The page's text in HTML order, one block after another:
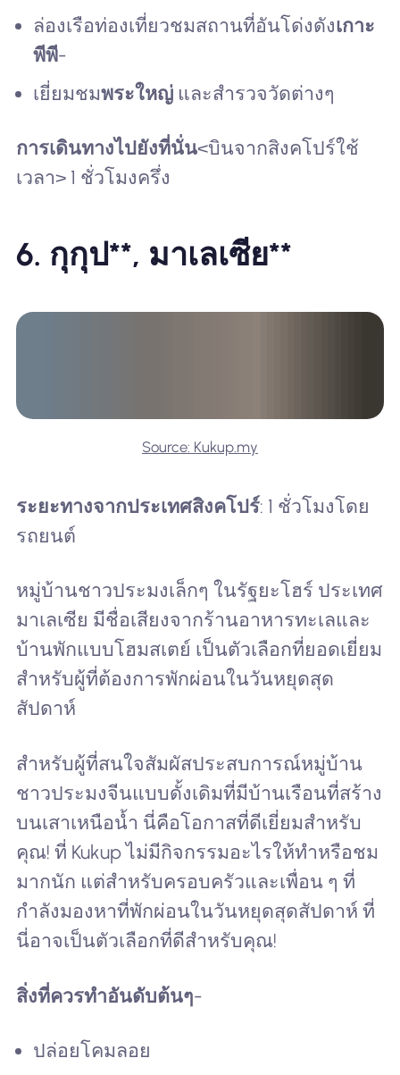
ล่องเรือท่องเที่ยวชมสถานที่อันโด่งดังเกาะ
พีพี-
เยี่ยมชมพระใหญ่ และสำรวจวัดต่างๆ
การเดินทางไปยังที่นั่น<บินจากสิงคโปร์ใช้
เวลา> 1 ชั่วโมงครึ่ง
6. กุกุป**, มาเลเซีย**
Source: Kukup.my
ระยะทางจากประเทศสิงคโปร์: 1 ชั่วโมงโดย
รถยนต์
หมู่บ้านชาวประมงเล็กๆ ในรัฐยะโฮร์ ประเทศ
มาเลเซีย มีชื่อเสียงจากร้านอาหารทะเลและ
บ้านพักแบบโฮมสเตย์ เป็นตัวเลือกที่ยอดเยี่ยม
สำหรับผู้ที่ต้องการพักผ่อนในวันหยุดสุด
สัปดาห์
สำหรับผู้ที่สนใจสัมผัสประสบการณ์หมู่บ้าน
ชาวประมงจีนแบบดั้งเดิมที่มีบ้านเรือนที่สร้าง
บนเสาเหนือน้ำ นี่คือโอกาสที่ดีเยี่ยมสำหรับ
คุณ! ที่ Kukup ไม่มีกิจกรรมอะไรให้ทำหรือชม
มากนัก แต่สำหรับครอบครัวและเพื่อน ๆ ที่
กำลังมองหาที่พักผ่อนในวันหยุดสุดสัปดาห์ ที่
นี่อาจเป็นตัวเลือกที่ดีสำหรับคุณ!
สิ่งที่ควรทำอันดับต้นๆ-
ปล่อยโคมลอย